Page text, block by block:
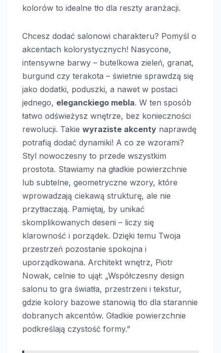
kolorów to idealne tło dla reszty aranżacji.
Chcesz dodać salonowi charakteru? Pomyśl o
akcentach kolorystycznych! Nasycone,
intensywne barwy – butelkowa zieleń, granat,
burgund czy terakota – świetnie sprawdzą się
jako dodatki, poduszki, a nawet w postaci
jednego, eleganckiego mebla. W ten sposób
łatwo odświeżysz wnętrze, bez konieczności
rewolucji. Takie wyraziste akcenty naprawdę
potrafią dodać dynamiki! A co ze wzorami?
Styl nowoczesny to przede wszystkim
prostota. Stawiamy na gładkie powierzchnie
lub subtelne, geometryczne wzory, które
wprowadzają ciekawą strukturę, ale nie
przytłaczają. Pamiętaj, by unikać
skomplikowanych deseni – liczy się
klarowność i porządek. Dzięki temu Twoja
przestrzeń pozostanie spokojna i
uporządkowana. Architekt wnętrz, Piotr
Nowak, celnie to ujął: „Współczesny design
salonu to gra światła, przestrzeni i tekstur,
gdzie kolory bazowe stanowią tło dla starannie
dobranych akcentów. Gładkie powierzchnie
podkreślają czystość formy.”